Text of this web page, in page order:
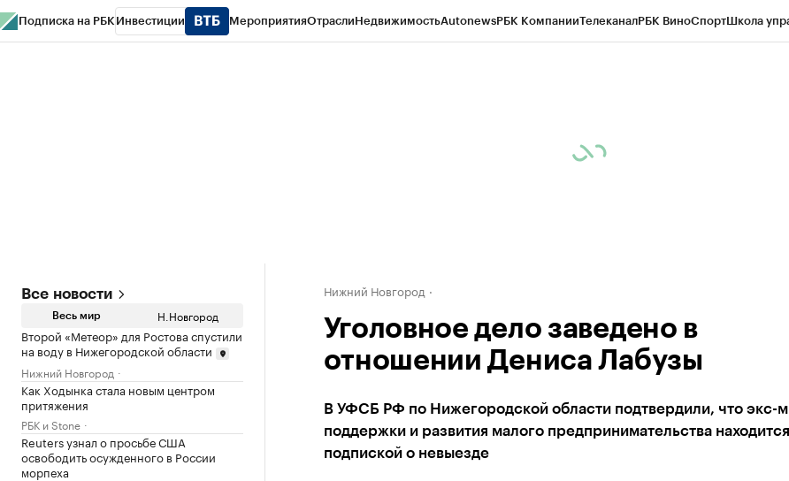
Подписка на РБК Инвестиции МероприятияОтраслиНедвижимостьAutonewsРБК КомпанииТелеканалРБК ВиноСпортШкола
Все новости
Весь мир Н.Новгород
Второй «Метеор» для Ростова спустили
на воду в Нижегородской области
Нижний Новгород
Как Ходынка стала новым центром
притяжения
РБК и Stone
Reuters узнал о просьбе США
освободить осужденного в России
морпеха
Нижний Новгород
Уголовное дело заведено в
отношении Дениса Лабузы
В УФСБ РФ по Нижегородской области подтвердили, что экс-
поддержки и развития малого предпринимательства
подпиской о невыезде